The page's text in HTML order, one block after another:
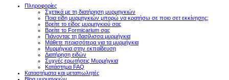
Πληροφορίες
Σχετικά με τη διατήρηση μυρμηγκιών
Ποια είδη μυρμηγκιών μπορώ να κρατήσω σε ποιο σετ εκκίνησης;
Βρείτε το είδος μυρμηγκιού σας
Βρείτε το Formicarium σας
Πιάνοντας τη βασίλισσα μυρμήγκια
Μάθετε περισσότερα για τα μυρμήγκια
Μυρμήγκια στην εκπαίδευση
Διατήρηση ειδών
Συχνές ερωτήσεις Μυρμήγκια
Κατάστημα FAQ
Καταστήματα και μεταπωλητές